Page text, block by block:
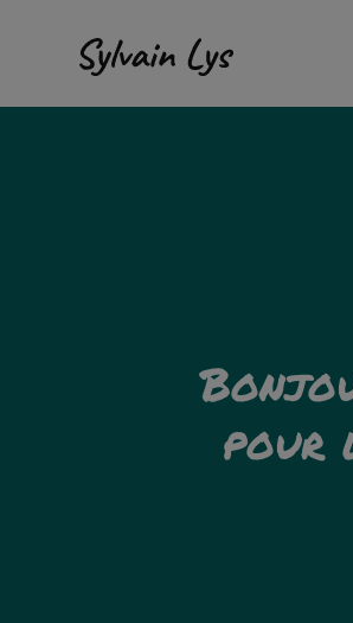
Sylvain
Expérience
pour